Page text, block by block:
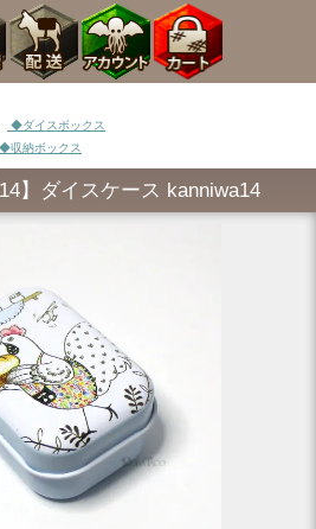
◆ダイスボックス
◆収納ボックス
】ダイスケース kanniwa14